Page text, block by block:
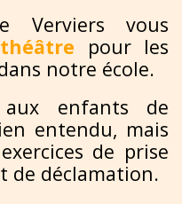
Verviers vous
pour les
notre école.
enfants de
entendu, mais
de prise
de déclamation.